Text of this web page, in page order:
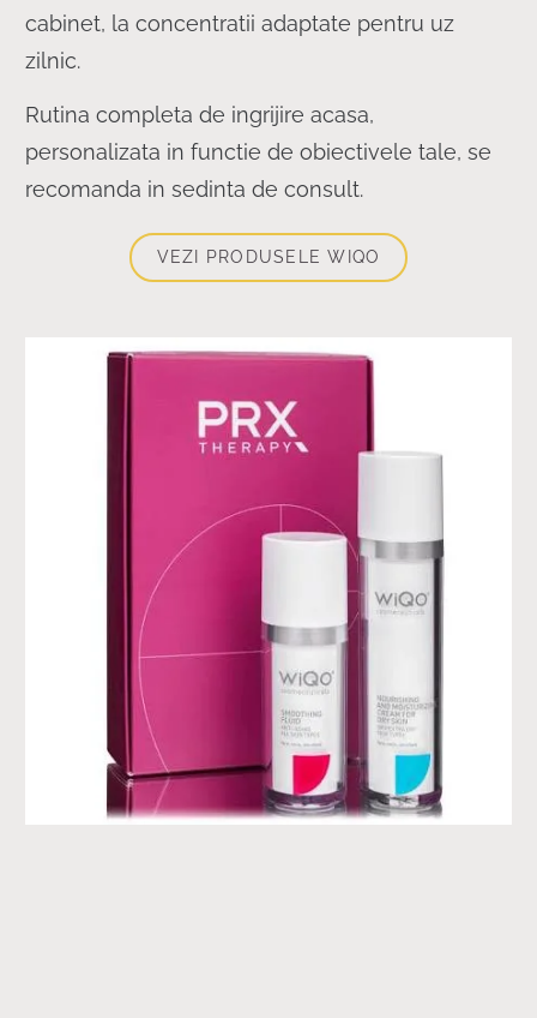
cabinet, la concentratii adaptate pentru uz
zilnic.
Rutina completa de ingrijire acasa,
personalizata in functie de obiectivele tale, se
recomanda in sedinta de consult.
VEZI PRODUSELE WIQO